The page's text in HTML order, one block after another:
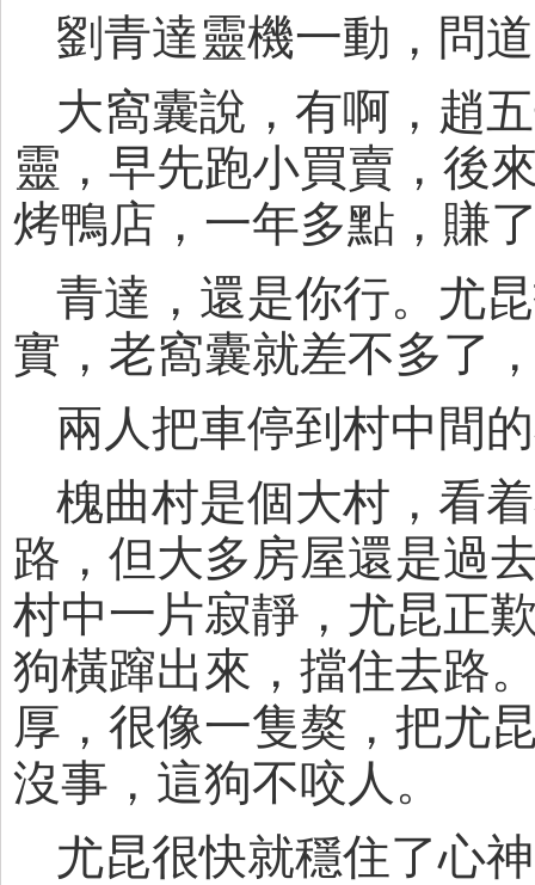
劉青達靈機一動，問
大窩囊說，有啊，趙
靈，早先跑小買賣，後
烤鴨店，一年多點，賺
青達，還是你行。尤
實，老窩囊就差不多了
兩人把車停到村中間
槐曲村是個大村，看
路，但大多房屋還是過
村中一片寂靜，尤昆正
狗橫蹿出來，擋住去路
厚，很像一隻獒，把尤
沒事，這狗不咬人。
尤昆很快就穩住了心